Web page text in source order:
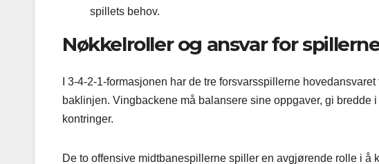
spillets behov.
Nøkkelroller og ansvar for
I 3-4-2-1-formasjonen har de tre forsvarsspillerne
baklinjen. Vingbackene må balansere sine oppgaver, gi bredde
kontringer.
De to offensive midtbanespillerne spiller en avgjørende rolle i å